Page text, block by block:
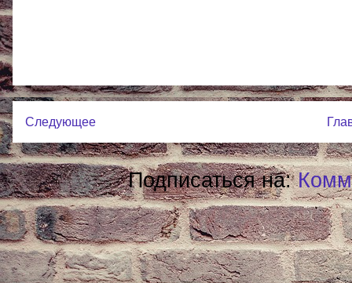
Следующее
Подписаться на: